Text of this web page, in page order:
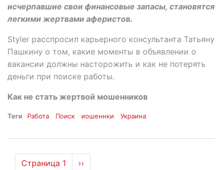
исчерпавшие свои финансовые запасы, становятся
легкими жертвами аферистов.
Styler расспросил карьерного консультанта Татьяну
Пашкину о том, какие моменты в объявлении о
вакансии должны насторожить и как не потерять
деньги при поиске работы.
Как не стать жертвой мошенников
Теги Работа Поиск иошеннки Украина
Нумерация
Страница 1
Следующая
››